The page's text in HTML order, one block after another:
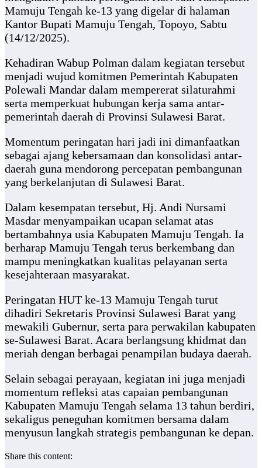
Mamuju Tengah ke-13 yang digelar di halaman
Kantor Bupati Mamuju Tengah, Topoyo, Sabtu
(14/12/2025).
Kehadiran Wabup Polman dalam kegiatan tersebut
menjadi wujud komitmen Pemerintah Kabupaten
Polewali Mandar dalam mempererat silaturahmi
serta memperkuat hubungan kerja sama antar-
pemerintah daerah di Provinsi Sulawesi Barat.
Momentum peringatan hari jadi ini dimanfaatkan
sebagai ajang kebersamaan dan konsolidasi antar-
daerah guna mendorong percepatan pembangunan
yang berkelanjutan di Sulawesi Barat.
Dalam kesempatan tersebut, Hj. Andi Nursami
Masdar menyampaikan ucapan selamat atas
bertambahnya usia Kabupaten Mamuju Tengah. Ia
berharap Mamuju Tengah terus berkembang dan
mampu meningkatkan kualitas pelayanan serta
kesejahteraan masyarakat.
Peringatan HUT ke-13 Mamuju Tengah turut
dihadiri Sekretaris Provinsi Sulawesi Barat yang
mewakili Gubernur, serta para perwakilan kabupaten
se-Sulawesi Barat. Acara berlangsung khidmat dan
meriah dengan berbagai penampilan budaya daerah.
Selain sebagai perayaan, kegiatan ini juga menjadi
momentum refleksi atas capaian pembangunan
Kabupaten Mamuju Tengah selama 13 tahun berdiri,
sekaligus peneguhan komitmen bersama dalam
menyusun langkah strategis pembangunan ke depan.
Share this content: